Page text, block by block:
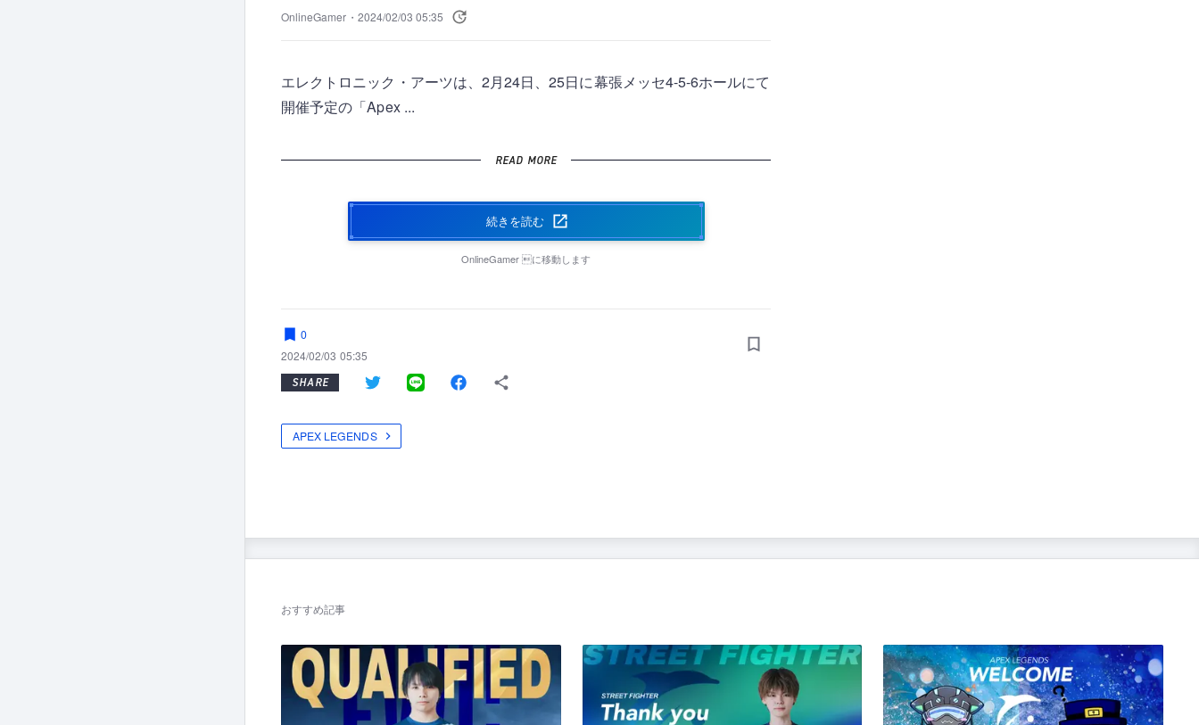
OnlineGamer・ 2024/02/03 05:35
エレクトロニック・アーツは、2月24日、25日に幕張メッセ4-5-6ホールにて
開催予定の「Apex ...
READ MORE
続きを読む
OnlineGamerに移動します
0
2024/02/03 05:35
SHARE
APEX LEGENDS
おすすめ記事